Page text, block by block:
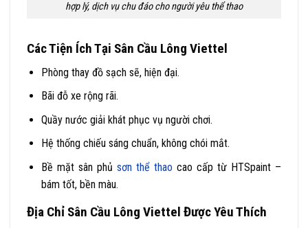
hợp lý, dịch vụ chu đáo cho người yêu thể thao
Các Tiện Ích Tại Sân Cầu Lông Viettel
Phòng thay đồ sạch sẽ, hiện đại.
Bãi đỗ xe rộng rãi.
Quầy nước giải khát phục vụ người chơi.
Hệ thống chiếu sáng chuẩn, không chói mắt.
Bề mặt sân phủ sơn thể thao cao cấp từ HTSpaint –
bám tốt, bền màu.
Địa Chỉ Sân Cầu Lông Viettel Được Yêu Thích